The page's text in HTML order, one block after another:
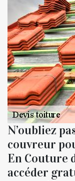
N’oubliez
couvreur
En Couture
accéder